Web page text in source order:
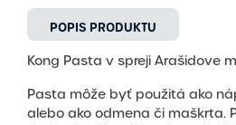
POPIS PRODUKTU
Kong Pasta v spreji Arašidove
Pasta môže byť použitá ako
alebo ako odmena či maškrta.